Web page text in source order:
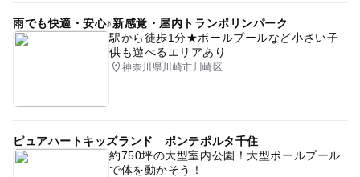
雨でも快適・安心♪新感覚・屋内トランポリンパーク
駅から徒歩1分★ボールプールなど小さい子
供も遊べるエリアあり
神奈川県川崎市川崎区
ピュアハートキッズランド ポンテポルタ千住
約750坪の大型室内公園！大型ボールプール
で体を動かそう！